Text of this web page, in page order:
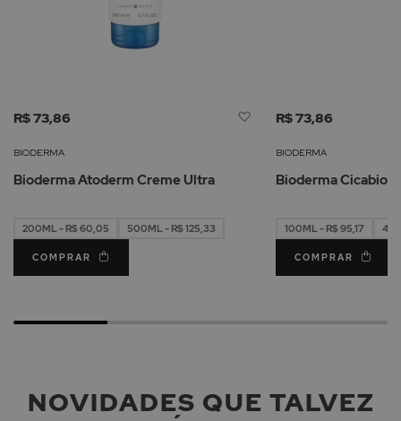
R$ 73,86
Adicionar
Lista
Desejos
BIODERMA
Bioderma Atoderm Creme Ultra
200ML - R$ 60,05 500ML - R$ 125,33
COMPRAR
R$ 73,86
BIODERMA
Bioderma Cicabio
100ML - R$ 95,17
COMPRAR
NOVIDADES QUE TALVEZ